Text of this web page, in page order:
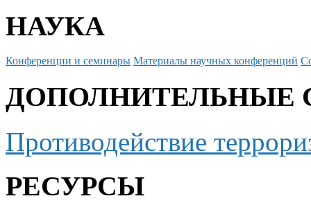
НАУКА
Конференции и семинары Материалы научных конференций
ДОПОЛНИТЕЛЬНЫЕ
Противодействие
РЕСУРСЫ